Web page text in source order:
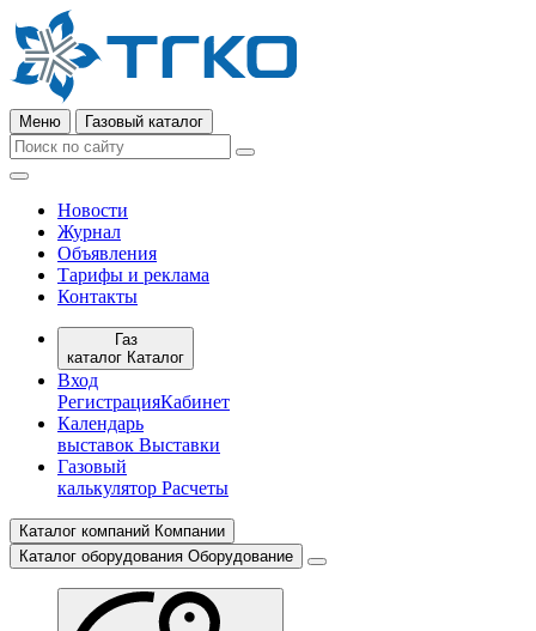
Меню Газовый каталог
Новости
Журнал
Объявления
Тарифы и реклама
Контакты
Газ
каталог Каталог
Вход
РегистрацияКабинет
Календарь
выставок Выставки
Газовый
калькулятор Расчеты
Каталог компаний Компании
Каталог оборудования Оборудование